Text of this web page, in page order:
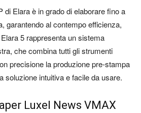
di Elara è in grado di elaborare fino a
garantendo al contempo efficienza,
5 rappresenta un sistema
che combina tutti gli strumenti
precisione la produzione pre-stampa
soluzione intuitiva e facile da usare.
Luxel News VMAX